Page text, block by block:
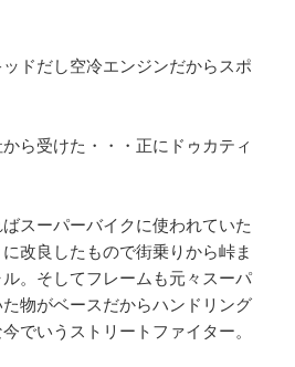
ッドだし空冷エンジンだからスポ
ら受けた・・・正にドゥカティ
スーパーバイクに使われていた
改良したもので街乗りから峠ま
。そしてフレームも元々スーパ
物がベースだからハンドリング
でいうストリートファイター。